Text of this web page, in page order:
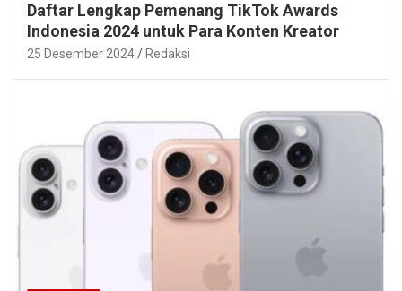
Daftar Lengkap Pemenang TikTok Awards
Indonesia 2024 untuk Para Konten Kreator
25 Desember 2024 Redaksi